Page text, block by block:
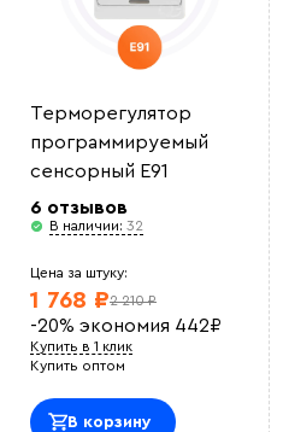
Терморегулятор
программируемый
сенсорный E91
6 отзывов
В наличии: 32
Цена за штуку:
2 210 ₽
1 768 ₽
-20% экономия 442₽
Купить в 1 клик
Купить оптом
В корзину